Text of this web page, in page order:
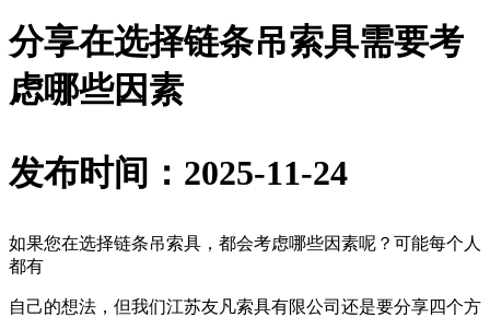
分享在选择链条吊索具需要考
虑哪些因素
发布时间：2025-11-24
如果您在选择链条吊索具，都会考虑哪些因素呢？可能每个人
都有
自己的想法，但我们江苏友凡索具有限公司还是要分享四个方